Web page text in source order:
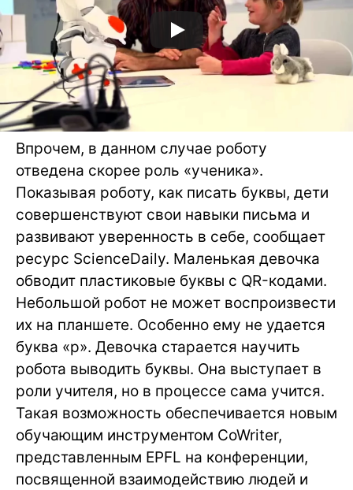
Впрочем, в данном случае роботу
отведена скорее роль «ученика».
Показывая роботу, как писать буквы, дети
совершенствуют свои навыки письма и
развивают уверенность в себе, сообщает
ресурс ScienceDaily. Маленькая девочка
обводит пластиковые буквы с QR-кодами.
Небольшой робот не может воспроизвести
их на планшете. Особенно ему не удается
буква «p». Девочка старается научить
робота выводить буквы. Она выступает в
роли учителя, но в процессе сама учится.
Такая возможность обеспечивается новым
обучающим инструментом CoWriter,
представленным EPFL на конференции,
посвященной взаимодействию людей и